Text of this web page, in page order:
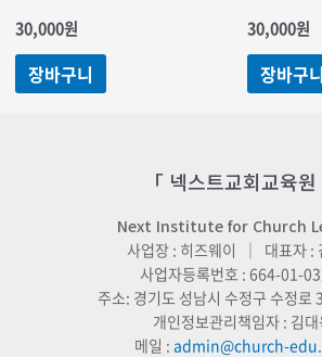
30,000원
장바구니
30,000원
장바구니
「 넥스트교회교육원
Next Institute for Church
사업장 : 히즈웨이 ｜ 대표자 :
사업자등록번호 : 664-01-
주소: 경기도 성남시 수정구 수정로
개인정보관리책임자 : 김대
메일 : admin@church-